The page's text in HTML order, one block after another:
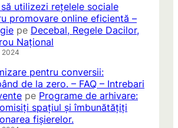
utilizezi rețelele sociale
promovare online eficientă –
pe Decebal, Regele Dacilor,
Național
2024
pentru conversii:
de la zero. – FAQ – Intrebari
pe Programe de arhivare:
spațiul și îmbunătățiți
fișierelor.